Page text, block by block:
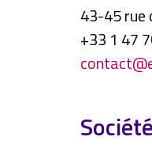
43-45 rue
+33 1 47
Société